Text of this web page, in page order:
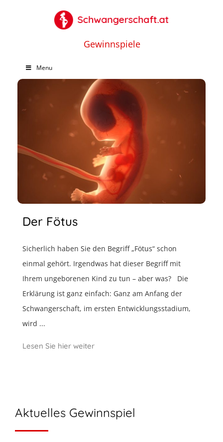
Gewinnspiele
Menu
Der Fötus
Sicherlich haben Sie den Begriff „Fötus“ schon
einmal gehört. Irgendwas hat dieser Begriff mit
Ihrem ungeborenen Kind zu tun – aber was? Die
Erklärung ist ganz einfach: Ganz am Anfang der
Schwangerschaft, im ersten Entwicklungsstadium,
wird ...
Lesen Sie hier weiter
Aktuelles Gewinnspiel